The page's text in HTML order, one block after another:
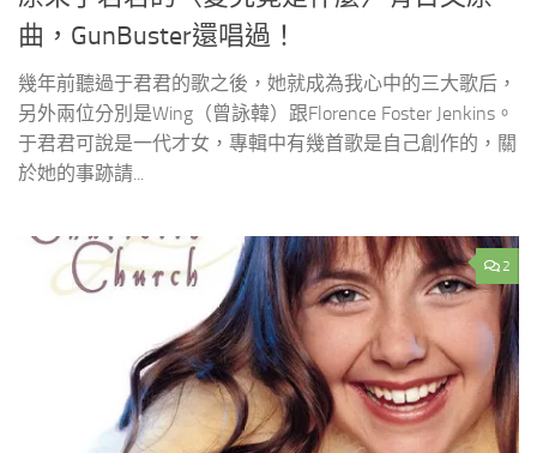
曲，GunBuster還唱過！
幾年前聽過于君君的歌之後，她就成為我心中的三大歌后，
另外兩位分別是Wing（曾詠韓）跟Florence Foster Jenkins。
于君君可說是一代才女，專輯中有幾首歌是自己創作的，關
於她的事跡請...
2